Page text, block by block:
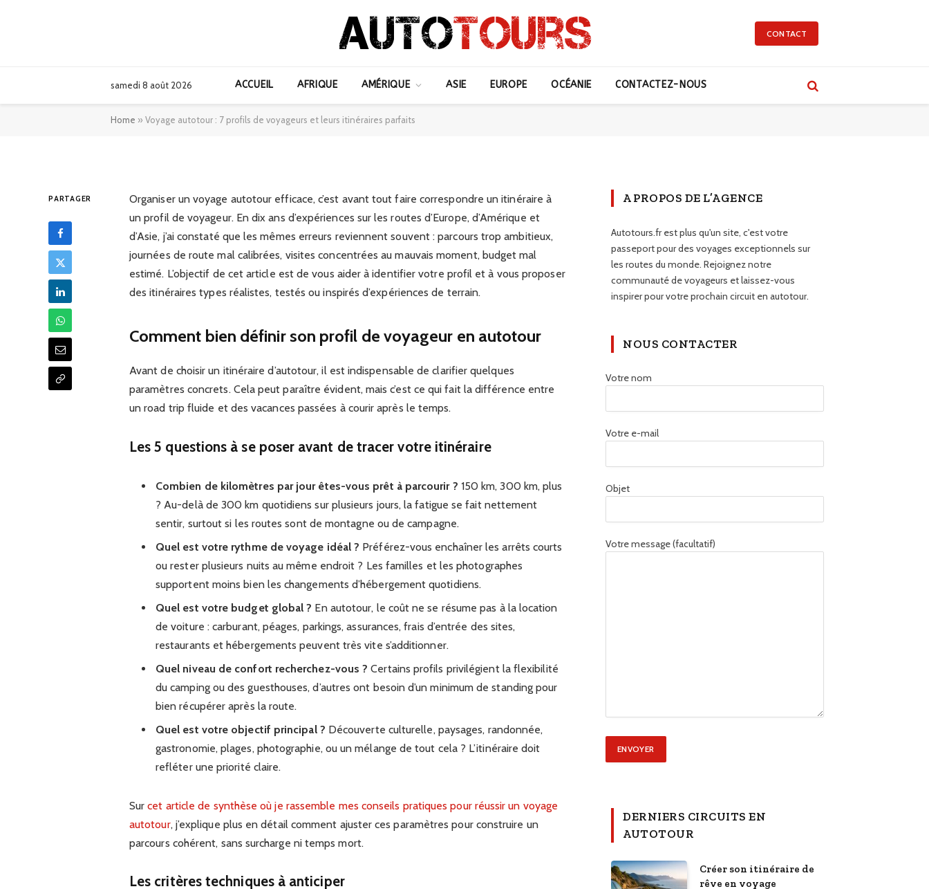
CONTACT
samedi 8 août 2026 ACCUEIL AFRIQUE AMÉRIQUE ASIE EUROPE OCÉANIE CONTACTEZ-NOUS
Home » Voyage autotour : 7 profils de voyageurs et leurs itinéraires parfaits
PARTAGER
Organiser un voyage autotour efficace, c’est avant tout faire correspondre un itinéraire à
un profil de voyageur. En dix ans d’expériences sur les routes d’Europe, d’Amérique et
d’Asie, j’ai constaté que les mêmes erreurs reviennent souvent : parcours trop ambitieux,
journées de route mal calibrées, visites concentrées au mauvais moment, budget mal
estimé. L’objectif de cet article est de vous aider à identifier votre profil et à vous proposer
des itinéraires types réalistes, testés ou inspirés d’expériences de terrain.
Comment bien définir son profil de voyageur en autotour
Avant de choisir un itinéraire d’autotour, il est indispensable de clarifier quelques
paramètres concrets. Cela peut paraître évident, mais c’est ce qui fait la différence entre
un road trip fluide et des vacances passées à courir après le temps.
Les 5 questions à se poser avant de tracer votre itinéraire
Combien de kilomètres par jour êtes-vous prêt à parcourir ? 150 km, 300 km, plus
? Au-delà de 300 km quotidiens sur plusieurs jours, la fatigue se fait nettement
sentir, surtout si les routes sont de montagne ou de campagne.
Quel est votre rythme de voyage idéal ? Préférez-vous enchaîner les arrêts courts
ou rester plusieurs nuits au même endroit ? Les familles et les photographes
supportent moins bien les changements d’hébergement quotidiens.
Quel est votre budget global ? En autotour, le coût ne se résume pas à la location
de voiture : carburant, péages, parkings, assurances, frais d’entrée des sites,
restaurants et hébergements peuvent très vite s’additionner.
Quel niveau de confort recherchez-vous ? Certains profils privilégient la flexibilité
du camping ou des guesthouses, d’autres ont besoin d’un minimum de standing pour
bien récupérer après la route.
Quel est votre objectif principal ? Découverte culturelle, paysages, randonnée,
gastronomie, plages, photographie, ou un mélange de tout cela ? L’itinéraire doit
refléter une priorité claire.
Surcet article de synthèse où je rassemble mes conseils pratiques pour réussir un voyage
autotour, j’explique plus en détail comment ajuster ces paramètres pour construire un
parcours cohérent, sans surcharge ni temps mort.
Les critères techniques à anticiper
A PROPOS DE L’AGENCE
Autotours.fr est plus qu'un site, c'est votre
passeport pour des voyages exceptionnels sur
les routes du monde. Rejoignez notre
communauté de voyageurs et laissez-vous
inspirer pour votre prochain circuit en autotour.
NOUS CONTACTER
Votre nom
Votre e-mail
Objet
Votre message (facultatif)
DERNIERS CIRCUITS EN
AUTOTOUR
Créer son itinéraire de
rêve en voyage